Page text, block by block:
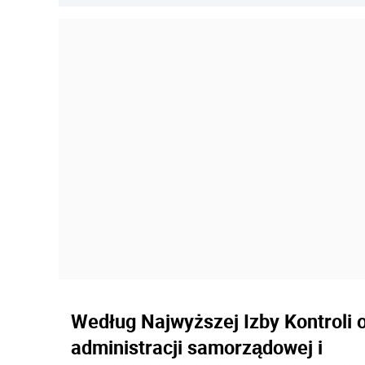
Według Najwyższej Izby Kontroli
administracji samorządowej i